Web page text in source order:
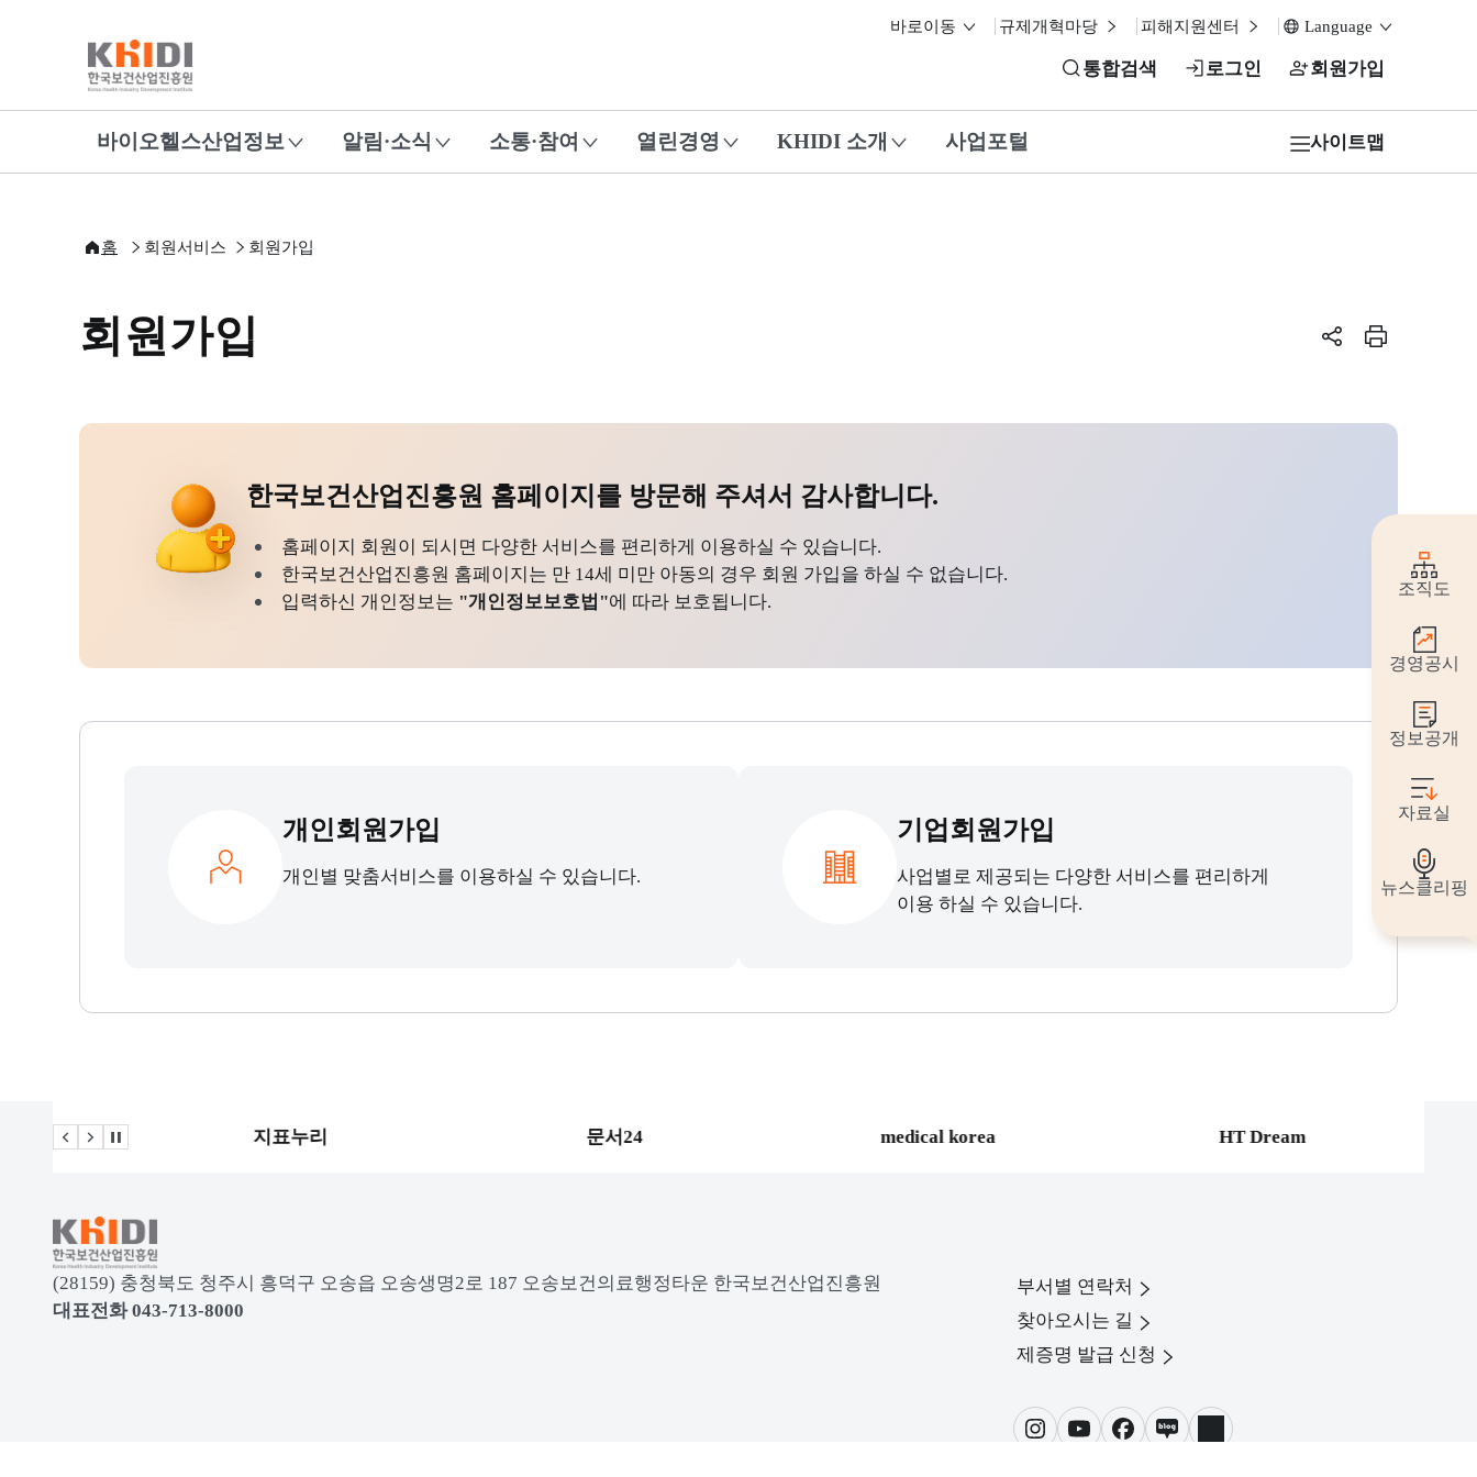
바로이동 규제개혁마당 피해지원센터 Language
통합검색 로그인 회원가입
바이오헬스산업정보 알림·소식 소통·참여 열린경영 KHIDI 소개 사업포털 사이트맵
홈 회원서비스 회원가입
회원가입 페이지 공유하
페이지 인
한국보건산업진흥원 홈페이지를 방문해 주셔서 감사합니다.
홈페이지 회원이 되시면 다양한 서비스를 편리하게 이용하실 수 있습니다.
한국보건산업진흥원 홈페이지는 만 14세 미만 아동의 경우 회원 가입을 하실 수 없습니다.
입력하신 개인정보는 "개인정보보호법"에 따라 보호됩니다.
개인회원가입
개인별 맞춤서비스를 이용하실 수 있습니다.
기업회원가입
사업별로 제공되는 다양한 서비스를 편리하게
이용 하실 수 있습니다.
조직도
경영공시
정보공개
자료실
뉴스클리핑
이전 슬라이드
다음 슬라이드
관련사이트 자동재생 멈춤
지표누리 문서24 medical korea HT Dream
KRDS - Korea Design System
(28159) 충청북도 청주시 흥덕구 오송읍 오송생명2로 187 오송보건의료행정타운 한국보건산업진흥원
대표전화 043-713-8000
부서별 연락처
찾아오시는 길
제증명 발급 신청
인스타그램
유튜브페이스북
블로그링크드인